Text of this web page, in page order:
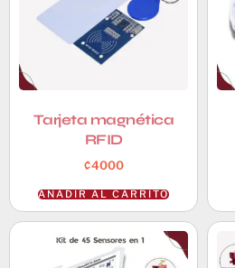
Tarjeta magnética
RFID
₡4000
AÑADIR AL CARRITO